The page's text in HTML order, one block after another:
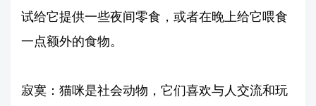
试给它提供一些夜间零食，或者在晚上给它喂食
一点额外的食物。
寂寞：猫咪是社会动物，它们喜欢与人交流和玩